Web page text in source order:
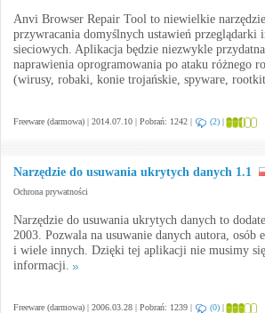
Anvi Browser Repair Tool to niewielkie narzędzie
przywracania domyślnych ustawień przeglądarki
sieciowych. Aplikacja będzie niezwykle
naprawienia oprogramowania po ataku różnego
(wirusy, robaki, konie trojańskie, spyware,
Freeware (darmowa) | 2014.07.10 | Pobrań: 1242 | (2) |
Narzędzie do usuwania ukrytych danych 1.1
Ochrona prywatności
Narzędzie do usuwania ukrytych danych to
2003. Pozwala na usuwanie danych autora, osób
i wiele innych. Dzięki tej aplikacji nie musimy
informacji.
Freeware (darmowa) | 2006.03.28 | Pobrań: 1239 | (0) |